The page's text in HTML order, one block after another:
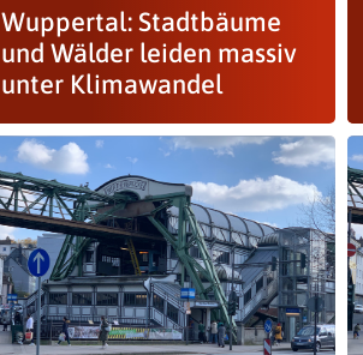
Wuppertal: Stadtbäume
und Wälder leiden massiv
unter Klimawandel